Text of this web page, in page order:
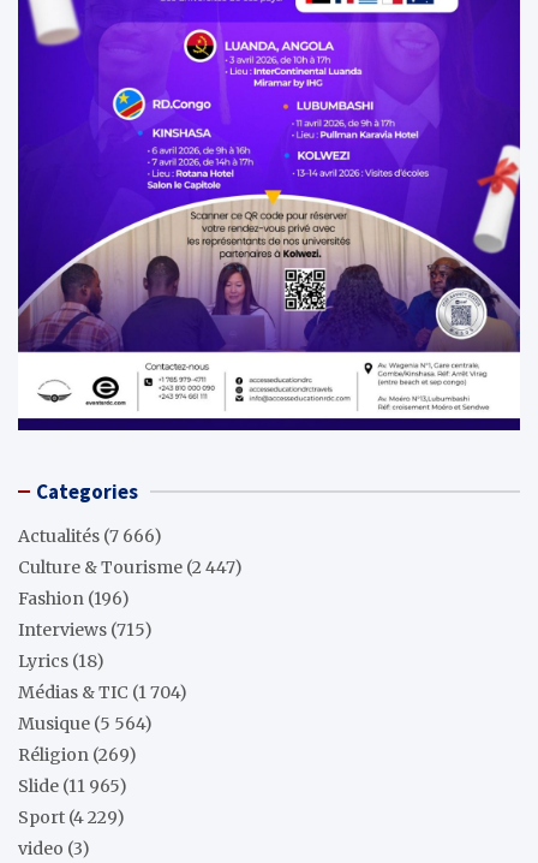
Categories
Actualités (7 666)
Culture & Tourisme (2 447)
Fashion (196)
Interviews (715)
Lyrics (18)
Médias & TIC (1 704)
Musique (5 564)
Réligion (269)
Slide (11 965)
Sport (4 229)
video (3)